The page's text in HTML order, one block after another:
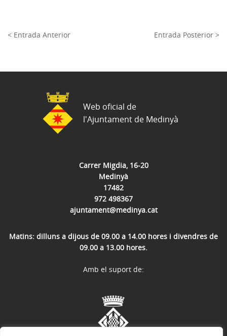
< Entrada Anterior Entrada Posterior >
Carrer Migdia, 16-20
Medinyà
17482
972 498367
ajuntament@medinya.cat
Matins: dilluns a dijous de 09.00 a 14.00 hores i divendres de
09.00 a 13.00 hores.
Web oficial de
l'Ajuntament de Medinyà
Amb el suport de: